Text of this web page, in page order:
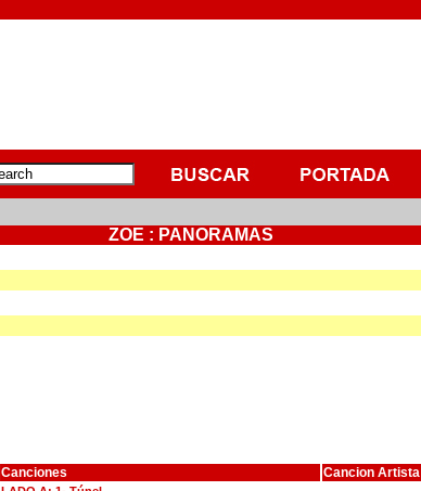
ZOE : PANORAMAS
Canciones Cancion Artista